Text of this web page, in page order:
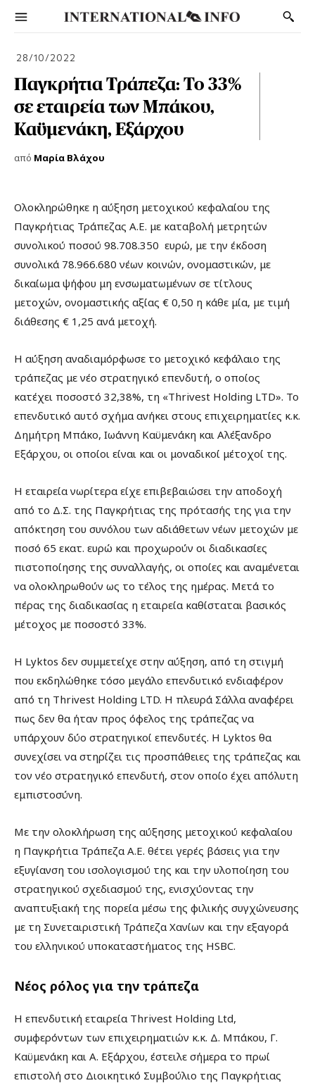
28/10/2022
Παγκρήτια Τράπεζα: Το 33%
σε εταιρεία των Μπάκου,
Καϋμενάκη, Εξάρχου
από Μαρία Βλάχου
Ολοκληρώθηκε η αύξηση μετοχικού κεφαλαίου της
Παγκρήτιας Τράπεζας Α.Ε. με καταβολή μετρητών
συνολικού ποσού 98.708.350 ευρώ, με την έκδοση
συνολικά 78.966.680 νέων κοινών, ονομαστικών, με
δικαίωμα ψήφου μη ενσωματωμένων σε τίτλους
μετοχών, ονομαστικής αξίας € 0,50 η κάθε μία, με τιμή
διάθεσης € 1,25 ανά μετοχή.
H αύξηση αναδιαμόρφωσε το μετοχικό κεφάλαιο της
τράπεζας με νέο στρατηγικό επενδυτή, ο οποίος
κατέχει ποσοστό 32,38%, τη «Thrivest Holding LTD». Το
επενδυτικό αυτό σχήμα ανήκει στους επιχειρηματίες κ.κ.
Δημήτρη Μπάκο, Ιωάννη Καϋμενάκη και Αλέξανδρο
Εξάρχου, οι οποίοι είναι και οι μοναδικοί μέτοχοί της.
Η εταιρεία νωρίτερα είχε επιβεβαιώσει την αποδοχή
από το Δ.Σ. της Παγκρήτιας της πρότασής της για την
απόκτηση του συνόλου των αδιάθετων νέων μετοχών με
ποσό 65 εκατ. ευρώ και προχωρούν οι διαδικασίες
πιστοποίησης της συναλλαγής, οι οποίες και αναμένεται
να ολοκληρωθούν ως το τέλος της ημέρας. Μετά το
πέρας της διαδικασίας η εταιρεία καθίσταται βασικός
μέτοχος με ποσοστό 33%.
Η Lyktos δεν συμμετείχε στην αύξηση, από τη στιγμή
που εκδηλώθηκε τόσο μεγάλο επενδυτικό ενδιαφέρον
από τη Thrivest Holding LTD. Η πλευρά Σάλλα αναφέρει
πως δεν θα ήταν προς όφελος της τράπεζας να
υπάρχουν δύο στρατηγικοί επενδυτές. Η Lyktos θα
συνεχίσει να στηρίζει τις προσπάθειες της τράπεζας και
τον νέο στρατηγικό επενδυτή, στον οποίο έχει απόλυτη
εμπιστοσύνη.
Με την ολοκλήρωση της αύξησης μετοχικού κεφαλαίου
η Παγκρήτια Τράπεζα Α.Ε. θέτει γερές βάσεις για την
εξυγίανση του ισολογισμού της και την υλοποίηση του
στρατηγικού σχεδιασμού της, ενισχύοντας την
αναπτυξιακή της πορεία μέσω της φιλικής συγχώνευσης
με τη Συνεταιριστική Τράπεζα Χανίων και την εξαγορά
του ελληνικού υποκαταστήματος της HSBC.
Νέος ρόλος για την τράπεζα
H επενδυτική εταιρεία Thrivest Holding Ltd,
συμφερόντων των επιχειρηματιών κ.κ. Δ. Μπάκου, Γ.
Καϋμενάκη και Α. Εξάρχου, έστειλε σήμερα το πρωί
επιστολή στο Διοικητικό Συμβούλιο της Παγκρήτιας